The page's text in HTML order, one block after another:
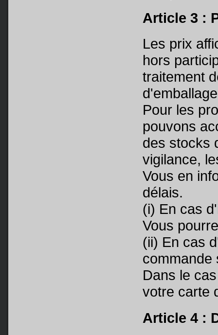
Article 3 :
Les prix
hors
traitement
Pour les
pouvons
des stocks
vigilance,
Vous en
délais.
(i) En cas
Vous
(ii) En cas
commande
Dans le
votre carte
Article 4 :